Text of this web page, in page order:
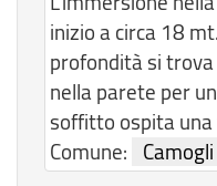
inizio a circa 18
profondità si
nella parete per
soffitto ospita una
Comune:
Camogli